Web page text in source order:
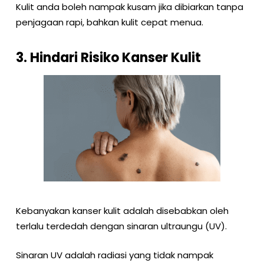
Kulit anda boleh nampak kusam jika dibiarkan tanpa
penjagaan rapi, bahkan kulit cepat menua.
3. Hindari Risiko Kanser Kulit
Kebanyakan kanser kulit adalah disebabkan oleh
terlalu terdedah dengan sinaran ultraungu (UV).
Sinaran UV adalah radiasi yang tidak nampak